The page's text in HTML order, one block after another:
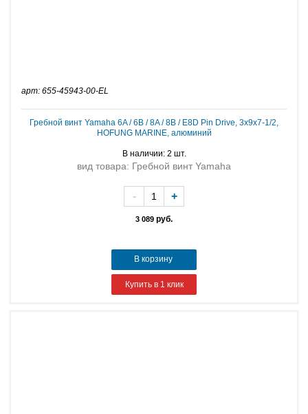
арт: 655-45943-00-EL
Гребной винт Yamaha 6A / 6B / 8A / 8B / E8D Pin Drive, 3х9х7-1/2,
HOFUNG MARINE, алюминий
В наличии: 2 шт.
вид товара: Гребной винт Yamaha
3 089 руб.
- +
В корзину
Купить в 1 клик